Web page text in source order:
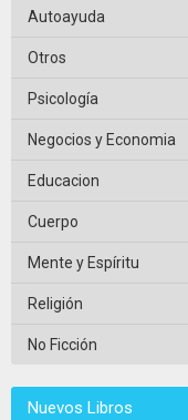
Autoayuda
Otros
Psicología
Negocios y Economia
Educacion
Cuerpo
Mente y Espíritu
Religión
No Ficción
Nuevos Libros